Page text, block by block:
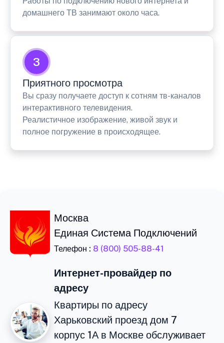
домашнего ТВ занимают около часа.
3
Приятного просмотра
Вы сразу получаете доступ к сотням тв-каналов
интерактивного телевидения.
Реалистичное изображение, живой звук и
полное погружение в происходящее.
Москва
Единая Система Подключений
Телефон : 8 (800) 505-88-41
Интернет-провайдер по
адресу
Квартиры по адресу
Харьковский проезд дом 7
корпус 1А в Москве обслуживает